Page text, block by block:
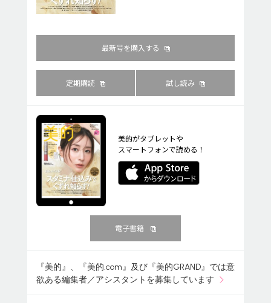
最新号を購入する
定期購読 試し読み
美的がタブレットや
スマートフォンで読める！
電子書籍
『美的』、『美的.com』及び『美的GRAND』では意
欲ある編集者／アシスタントを募集しています